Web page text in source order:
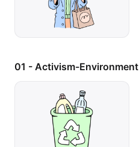
01 - Activism-Environment